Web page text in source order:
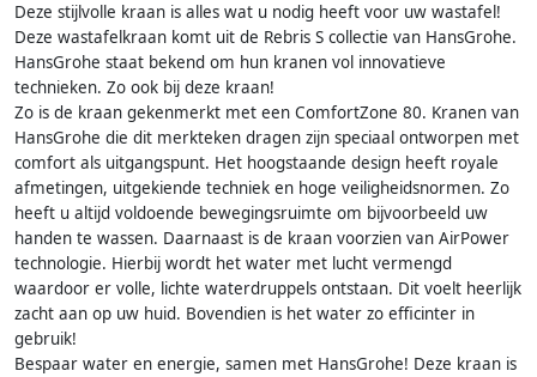
Deze stijlvolle kraan is alles wat u nodig heeft voor uw wastafel!
Deze wastafelkraan komt uit de Rebris S collectie van HansGrohe.
HansGrohe staat bekend om hun kranen vol innovatieve
technieken. Zo ook bij deze kraan!
Zo is de kraan gekenmerkt met een ComfortZone 80. Kranen van
HansGrohe die dit merkteken dragen zijn speciaal ontworpen met
comfort als uitgangspunt. Het hoogstaande design heeft royale
afmetingen, uitgekiende techniek en hoge veiligheidsnormen. Zo
heeft u altijd voldoende bewegingsruimte om bijvoorbeeld uw
handen te wassen. Daarnaast is de kraan voorzien van AirPower
technologie. Hierbij wordt het water met lucht vermengd
waardoor er volle, lichte waterdruppels ontstaan. Dit voelt heerlijk
zacht aan op uw huid. Bovendien is het water zo efficinter in
gebruik!
Bespaar water en energie, samen met HansGrohe! Deze kraan is